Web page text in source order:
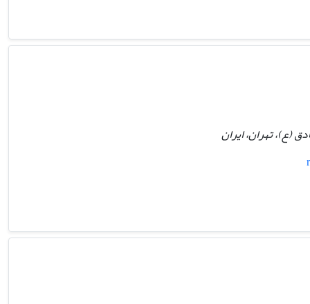
(ع)، تهران، ایران